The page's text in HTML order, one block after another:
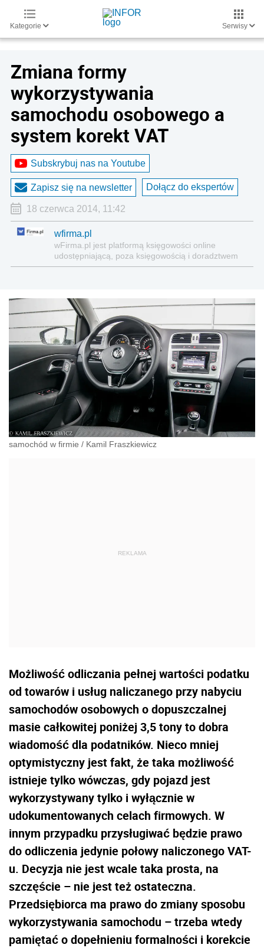
Kategorie Serwisy
Zmiana formy
wykorzystywania
samochodu osobowego a
system korekt VAT
Subskrybuj nas na Youtube
Zapisz się na newsletter Dołącz do ekspertów
18 czerwca 2014, 11:42
wfirma.pl
wFirma.pl jest platformą księgowości on­line
udostępniającą, poza księgowością i doradztwem
nowoczesne narzędzia informatyczne, niezbędne
samochód w firmie / Kamil Fraszkiewicz
Możliwość odliczania pełnej wartości podatku
od towarów i usług naliczanego przy nabyciu
samochodów osobowych o dopuszczalnej
masie całkowitej poniżej 3,5 tony to dobra
wiadomość dla podatników. Nieco mniej
optymistyczny jest fakt, że taka możliwość
istnieje tylko wówczas, gdy pojazd jest
wykorzystywany tylko i wyłącznie w
udokumentowanych celach firmowych. W
innym przypadku przysługiwać będzie prawo
do odliczenia jedynie połowy naliczonego VAT-
u. Decyzja nie jest wcale taka prosta, na
szczęście – nie jest też ostateczna.
Przedsiębiorca ma prawo do zmiany sposobu
wykorzystywania samochodu – trzeba wtedy
pamiętać o dopełnieniu formalności i korekcie